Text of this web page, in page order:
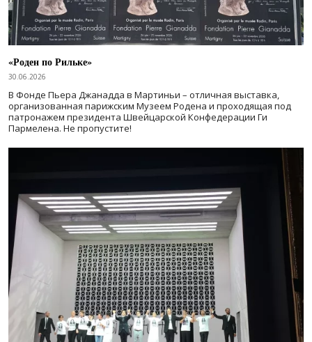
«Роден по Рильке»
30.06.2026
В Фонде Пьера Джанадда в Мартиньи – отличная выставка,
организованная парижским Музеем Родена и проходящая под
патронажем президента Швейцарской Конфедерации Ги
Пармелена. Не пропустите!